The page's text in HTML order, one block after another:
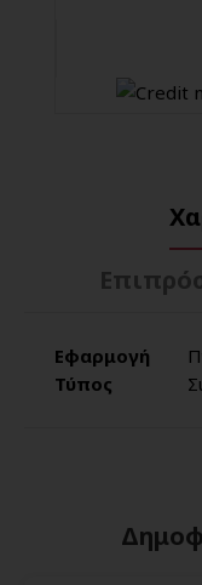
Εφαρμογή
Τύπος